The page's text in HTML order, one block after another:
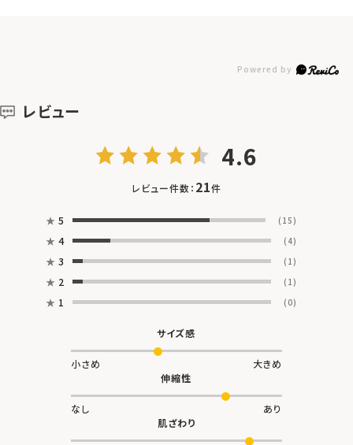
レビュー
4.6
レビュー件数： 21件
★ 5 (15)
★ 4 (4)
★ 3 (1)
★ 2 (1)
★ 1 (0)
サイズ感
小さめ
大きめ
伸縮性
なし
あり
肌ざわり